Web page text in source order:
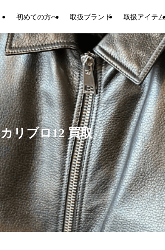
初めての方へ 取扱ブランド 取扱アイテム
カリブロ12 買取